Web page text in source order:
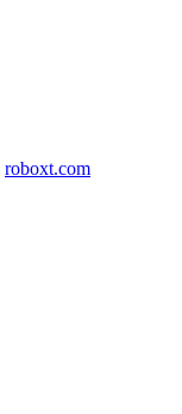
roboxt.com